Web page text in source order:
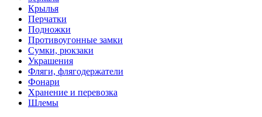
Крылья
Перчатки
Подножки
Противоугонные замки
Сумки, рюкзаки
Украшения
Фляги, флягодержатели
Фонари
Хранение и перевозка
Шлемы